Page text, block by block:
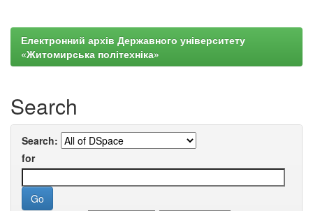
Електронний архів Державного університету
«Житомирська політехніка»
Search
Search:
for